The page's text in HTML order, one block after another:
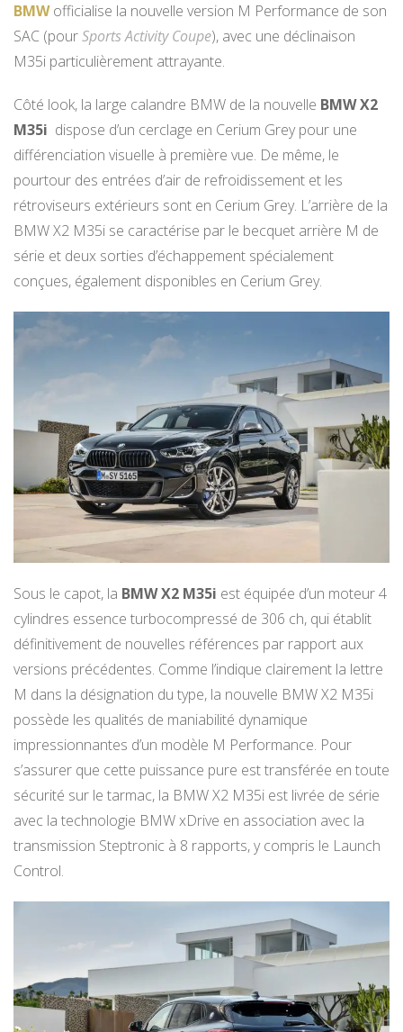
BMWofficialise la nouvelle version M Performance de son
SAC (pourSports Activity Coupe), avec une déclinaison
M35i particulièrement attrayante.
Côté look, la large calandre BMW de la nouvelle BMW X2
M35i dispose d’un cerclage en Cerium Grey pour une
différenciation visuelle à première vue. De même, le
pourtour des entrées d’air de refroidissement et les
rétroviseurs extérieurs sont en Cerium Grey. L’arrière de la
BMW X2 M35i se caractérise par le becquet arrière M de
série et deux sorties d’échappement spécialement
conçues, également disponibles en Cerium Grey.
Sous le capot, la BMW X2 M35i est équipée d’un moteur 4
cylindres essence turbocompressé de 306 ch, qui établit
définitivement de nouvelles références par rapport aux
versions précédentes. Comme l’indique clairement la lettre
M dans la désignation du type, la nouvelle BMW X2 M35i
possède les qualités de maniabilité dynamique
impressionnantes d’un modèle M Performance. Pour
s’assurer que cette puissance pure est transférée en toute
sécurité sur le tarmac, la BMW X2 M35i est livrée de série
avec la technologie BMW xDrive en association avec la
transmission Steptronic à 8 rapports, y compris le Launch
Control.